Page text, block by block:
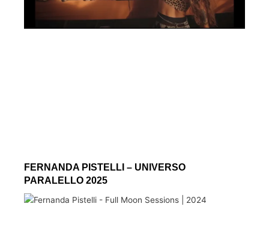
FERNANDA PISTELLI – UNIVERSO
PARALELLO 2025